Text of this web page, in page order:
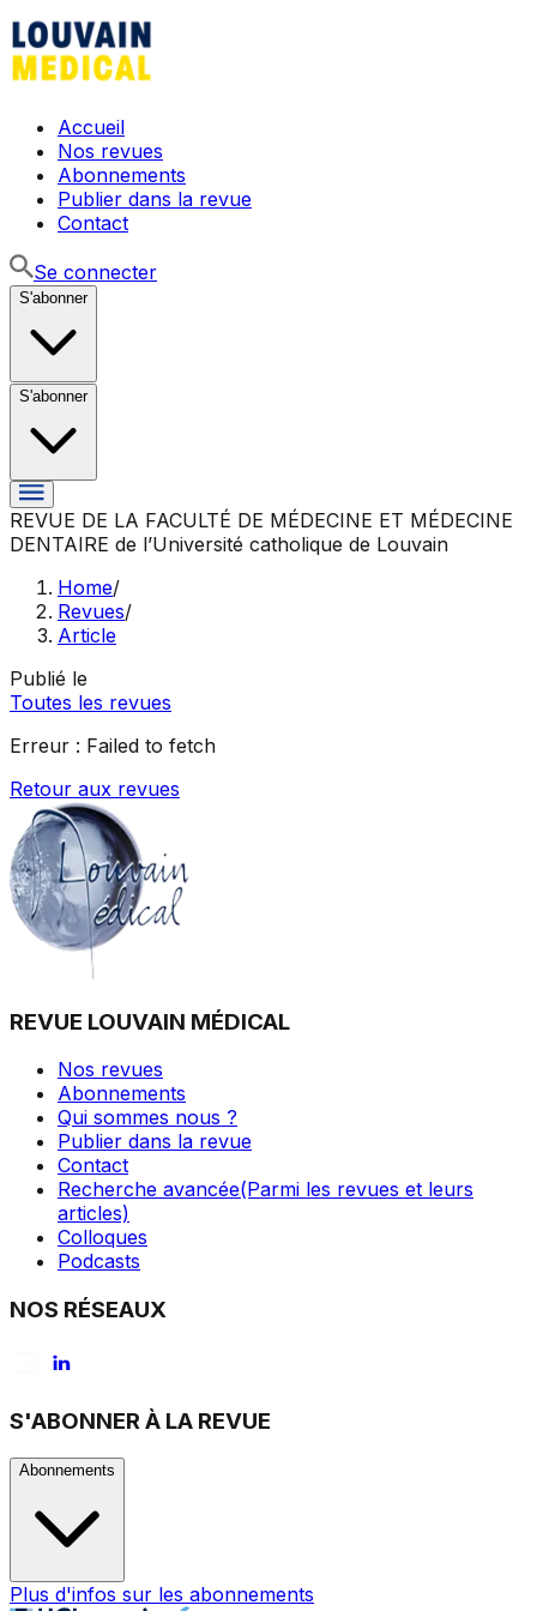
Accueil
Nos revues
Abonnements
Publier dans la revue
Contact
Se connecter
S'abonner
S'abonner
REVUE DE LA FACULTÉ DE MÉDECINE ET MÉDECINE
DENTAIRE de l’Université catholique de Louvain
Home/
Revues/
Article
Publié le
Toutes les revues
Erreur : Failed to fetch
Retour aux revues
REVUE LOUVAIN MÉDICAL
Nos revues
Abonnements
Qui sommes nous ?
Publier dans la revue
Contact
Recherche avancée(Parmi les revues et leurs
articles)
Colloques
Podcasts
NOS RÉSEAUX
S'ABONNER À LA REVUE
Abonnements
Plus d'infos sur les abonnements